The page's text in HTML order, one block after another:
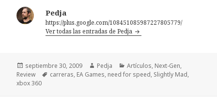
Pedja
https://plus.google.com/108451085987227805779/
Ver todas las entradas de Pedja
Publicado
el
septiembre 30, 2009 Autor
Pedja Categorías
Artículos, Next-Gen,
Review
Etiquetas
carreras, EA Games, need for speed, Slightly Mad,
xbox 360